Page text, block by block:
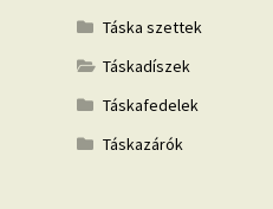
Táska szettek
Táskadíszek
Táskafedelek
Táskazárók